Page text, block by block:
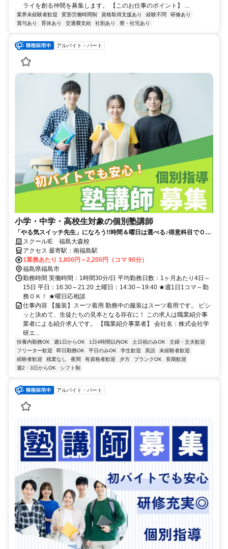
ライを創る仲間を募集します。 【このお仕事のポイント】 ...
業界未経験者歓迎 変形労働時間制 資格取得支援あり 経験不問
研修あり
賞与あり
育休あり 交通費支給 社割あり 寮・社宅あり
アルバイト・パート
小学・中学・高校生対象の個別塾講師
「やる気スイッチ先生」になろう!!時間＆曜日は選べる♪得意科目でＯＫ
≪未経験歓迎!!≫
スクールIE 福島大森校
アクセス 最寄駅：南福島駅
1業務あたり 1,800円～2,200円（コマ 90分）
福島県福島市
勤務時間 実働時間：1時間30分/日 平均勤務日数：1ヶ月あたり4日～
15日 平日：16:30～21:20 土曜日：14:30～19:40 ★週1日1コマ～勤
務ＯＫ！ ★曜日応相談
仕事内容 【服装】スーツ着用 勤務中の服装はスーツ着用です。 ビシ
ッと決めて、生徒たちの見本となる存在に！ この求人は職業紹介事
業者による紹介求人です。 【職業紹介事業者】 会社名：株式会社学
研エ...
扶養内勤務OK 週1日からOK 1日4時間以内OK 土日祝のみOK
主婦・主夫歓迎
フリーター歓迎
即日勤務OK 平日のみOK 学生歓迎 英語
未経験者歓迎
経験者歓迎
残業なし 夜間 有資格者歓迎 夕方 ブランクOK
長期歓迎
週2・3日からOK
シフト制
アルバイト・パート